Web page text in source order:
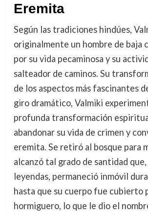
Eremita
Según las tradiciones hindúes,
originalmente un hombre de baja
por su vida pecaminosa y su
salteador de caminos. Su
de los aspectos más fascinantes
giro dramático, Valmiki
profunda transformación
abandonar su vida de crimen y
eremita. Se retiró al bosque para
alcanzó tal grado de santidad que,
leyendas, permaneció inmóvil
hasta que su cuerpo fue cubierto
hormiguero, lo que le dio el